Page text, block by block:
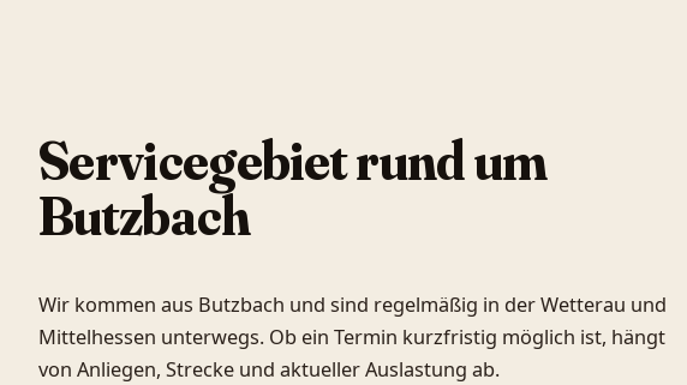
Servicegebiet rund um
Butzbach
Wir kommen aus Butzbach und sind regelmäßig in der Wetterau und
Mittelhessen unterwegs. Ob ein Termin kurzfristig möglich ist, hängt
von Anliegen, Strecke und aktueller Auslastung ab.